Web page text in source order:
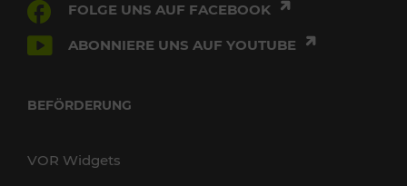
FOLGE UNS AUF FACEBOOK
ABONNIERE UNS AUF YOUTUBE
BEFÖRDERUNG
VOR Widgets